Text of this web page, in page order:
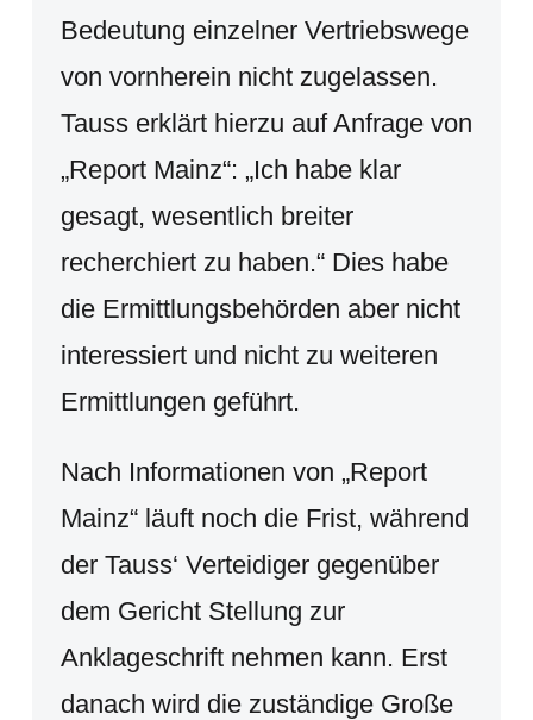
Bedeutung einzelner Vertriebswege
von vornherein nicht zugelassen.
Tauss erklärt hierzu auf Anfrage von
„Report Mainz“: „Ich habe klar
gesagt, wesentlich breiter
recherchiert zu haben.“ Dies habe
die Ermittlungsbehörden aber nicht
interessiert und nicht zu weiteren
Ermittlungen geführt.
Nach Informationen von „Report
Mainz“ läuft noch die Frist, während
der Tauss‘ Verteidiger gegenüber
dem Gericht Stellung zur
Anklageschrift nehmen kann. Erst
danach wird die zuständige Große